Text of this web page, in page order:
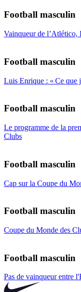
Football masculin
Vainqueur de l’Atlético,
Football masculin
Luis Enrique : « Ce que
Football masculin
Le programme de la
Clubs
Football masculin
Cap sur la Coupe du
Football masculin
Coupe du Monde des
Football masculin
Pas de vainqueur entre